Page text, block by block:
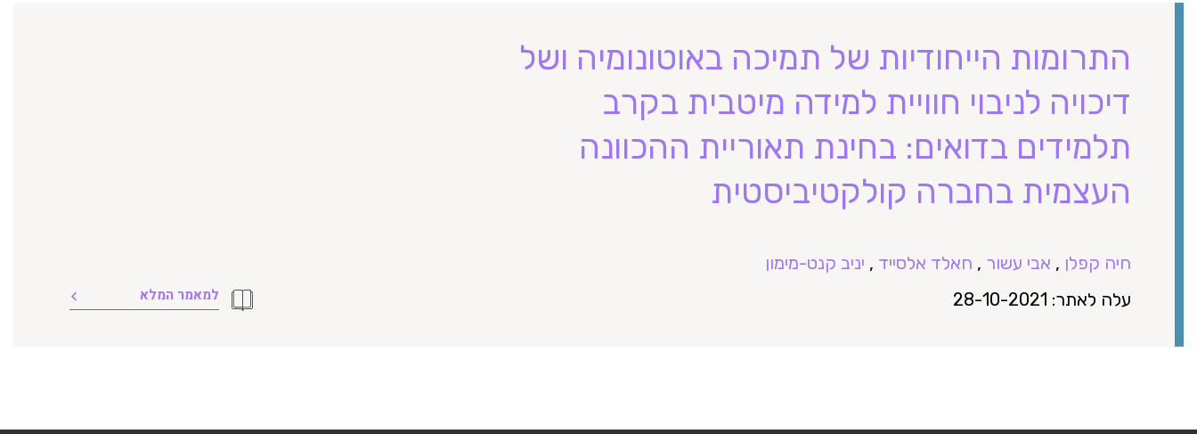
התרומות הייחודיות של תמיכה באוטונומיה ושל
דיכויה לניבוי חוויית למידה מיטבית בקרב
תלמידים בדואים: בחינת תאוריית ההכוונה
העצמית בחברה קולקטיביסטית
חיה קפלן , אבי עשור , חאלד אלסייד , יניב קנט-מימון
עלה לאתר: 28-10-2021
למאמר המלא